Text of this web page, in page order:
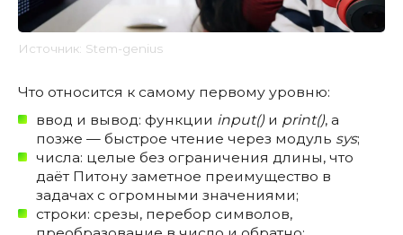
Источник: Stem-genius
Что относится к самому первому уровню:
ввод и вывод: функции input()и print(), а
позже — быстрое чтение через модуль sys;
числа: целые без ограничения длины, что
даёт Питону заметное преимущество в
задачах с огромными значениями;
строки: срезы, перебор символов,